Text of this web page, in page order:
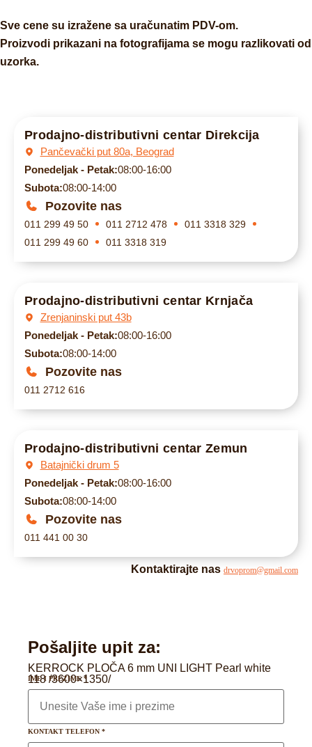
Sve cene su izražene sa uračunatim PDV-om.
Proizvodi prikazani na fotografijama se mogu razlikovati od
uzorka.
Prodajno-distributivni centar Direkcija
Pančevački put 80a, Beograd
Ponedeljak - Petak:08:00-16:00
Subota:08:00-14:00
Pozovite nas
011 299 49 50 011 2712 478
011 3318 329
011 299 49 60
011 3318 319
Prodajno-distributivni centar Krnjača
Zrenjaninski put 43b
Ponedeljak - Petak:08:00-16:00
Subota:08:00-14:00
Pozovite nas
011 2712 616
Prodajno-distributivni centar Zemun
Batajnički drum 5
Ponedeljak - Petak:08:00-16:00
Subota:08:00-14:00
Pozovite nas
011 441 00 30
Kontaktirajte nas drvoprom@gmail.com
Pošaljite upit za:
KERROCK PLOČA 6 mm UNI LIGHT Pearl white
118 /3600×1350/
IME I PREZIME*
KONTAKT TELEFON *